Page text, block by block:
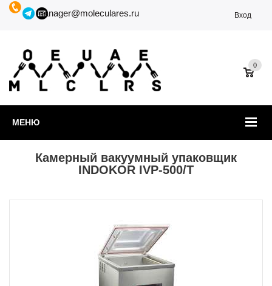
manager@moleculares.ru Вход
МЕНЮ
0
Камерный вакуумный упаковщик
INDOKOR IVP-500/T